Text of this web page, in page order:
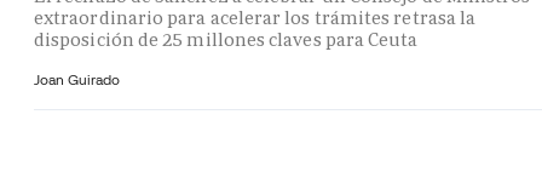
extraordinario para acelerar los trámites retrasa la
disposición de 25 millones claves para Ceuta
Joan Guirado